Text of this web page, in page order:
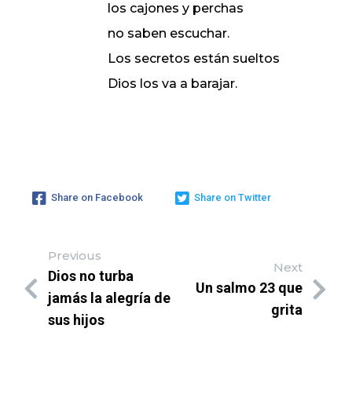
los cajones y perchas
no saben escuchar.
Los secretos están sueltos
Dios los va a barajar.
Share on Facebook Share on Twitter
Previous
Dios no turba
jamás la alegría de
sus hijos
Next
Un salmo 23 que
grita